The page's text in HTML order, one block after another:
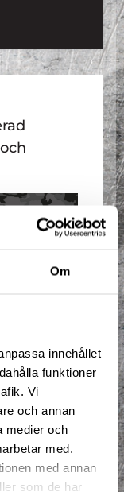
Om
innehållet
funktioner
Vi
och annan
medier och
med.
med annan
som de har
och
om dig och
inom